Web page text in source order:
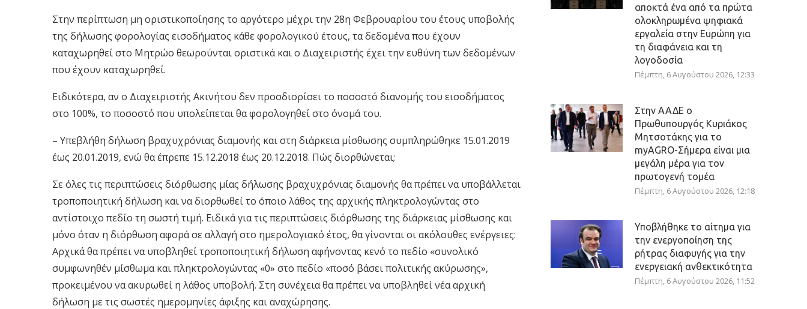
Στην περίπτωση μη οριστικοποίησης το αργότερο μέχρι την 28η Φεβρουαρίου του έτους υποβολής
της δήλωσης φορολογίας εισοδήματος κάθε φορολογικού έτους, τα δεδομένα που έχουν
καταχωρηθεί στο Μητρώο θεωρούνται οριστικά και ο Διαχειριστής έχει την ευθύνη των δεδομένων
που έχουν καταχωρηθεί.
Ειδικότερα, αν ο Διαχειριστής Ακινήτου δεν προσδιορίσει το ποσοστό διανομής του εισοδήματος
στο 100%, το ποσοστό που υπολείπεται θα φορολογηθεί στο όνομά του.
– Υπεβλήθη δήλωση βραχυχρόνιας διαμονής και στη διάρκεια μίσθωσης συμπληρώθηκε 15.01.2019
έως 20.01.2019, ενώ θα έπρεπε 15.12.2018 έως 20.12.2018. Πώς διορθώνεται;
Σε όλες τις περιπτώσεις διόρθωσης μίας δήλωσης βραχυχρόνιας διαμονής θα πρέπει να υποβάλλεται
τροποποιητική δήλωση και να διορθωθεί το όποιο λάθος της αρχικής πληκτρολογώντας στο
αντίστοιχο πεδίο τη σωστή τιμή. Ειδικά για τις περιπτώσεις διόρθωσης της διάρκειας μίσθωσης και
μόνο όταν η διόρθωση αφορά σε αλλαγή στο ημερολογιακό έτος, θα γίνονται οι ακόλουθες ενέργειες:
Αρχικά θα πρέπει να υποβληθεί τροποποιητική δήλωση αφήνοντας κενό το πεδίο «συνολικό
συμφωνηθέν μίσθωμα και πληκτρολογώντας «0» στο πεδίο «ποσό βάσει πολιτικής ακύρωσης»,
προκειμένου να ακυρωθεί η λάθος υποβολή. Στη συνέχεια θα πρέπει να υπoβληθεί νέα αρχική
δήλωση με τις σωστές ημερομηνίες άφιξης και αναχώρησης.
αποκτά ένα από τα πρώτα
ολοκληρωμένα ψηφιακά
εργαλεία στην Ευρώπη για
τη διαφάνεια και τη
λογοδοσία
Πέμπτη, 6 Αυγούστου 2026, 12:33
Στην ΑΑΔΕ ο
Πρωθυπουργός Κυριάκος
Μητσοτάκης για το
myAGRO-Σήμερα είναι μια
μεγάλη μέρα για τον
πρωτογενή τομέα
Πέμπτη, 6 Αυγούστου 2026, 12:18
Υποβλήθηκε το αίτημα για
την ενεργοποίηση της
ρήτρας διαφυγής για την
ενεργειακή ανθεκτικότητα
Πέμπτη, 6 Αυγούστου 2026, 11:52